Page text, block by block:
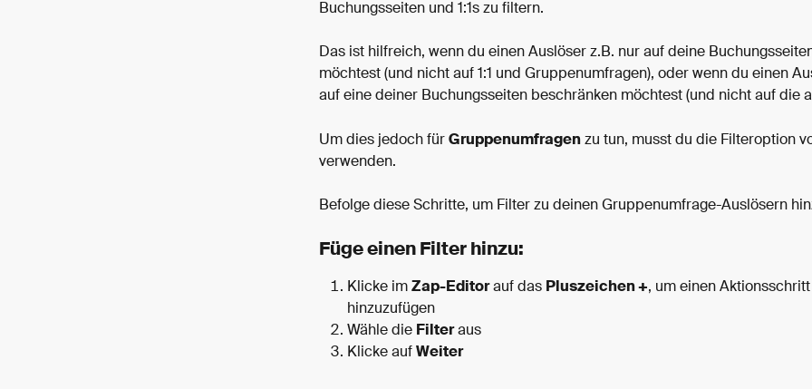
Buchungsseiten und 1:1s zu filtern.
Das ist hilfreich, wenn du einen Auslöser z.B. nur auf deine
möchtest (und nicht auf 1:1 und Gruppenumfragen), oder wenn du einen
auf eine deiner Buchungsseiten beschränken möchtest (und nicht auf die
Um dies jedoch für Gruppenumfragen zu tun, musst du die Filteroption
verwenden.
Befolge diese Schritte, um Filter zu deinen Gruppenumfrage-Auslösern
Füge einen Filter hinzu:
Klicke im Zap-Editor auf das Pluszeichen +, um einen Aktionsschritt
hinzuzufügen
Wähle die Filter aus
Klicke auf Weiter